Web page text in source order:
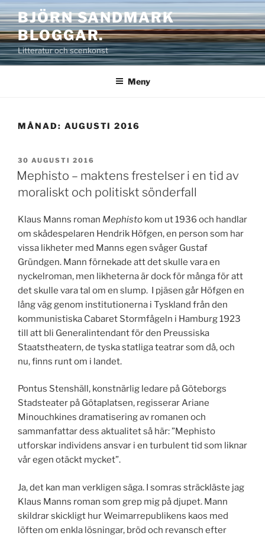
Hoppa
till
innehåll
BJÖRN SANDMARK
BLOGGAR.
Litteratur och scenkonst
Meny
MÅNAD: AUGUSTI 2016
PUBLICERAT
30 AUGUSTI 2016
Mephisto – maktens frestelser i en tid av
moraliskt och politiskt sönderfall
Klaus Manns roman Mephisto kom ut 1936 och handlar
om skådespelaren Hendrik Höfgen, en person som har
vissa likheter med Manns egen svåger Gustaf
Gründgen. Mann förnekade att det skulle vara en
nyckelroman, men likheterna är dock för många för att
det skulle vara tal om en slump. I pjäsen går Höfgen en
lång väg genom institutionerna i Tyskland från den
kommunistiska Cabaret Stormfågeln i Hamburg 1923
till att bli Generalintendant för den Preussiska
Staatstheatern, de tyska statliga teatrar som då, och
nu, finns runt om i landet.
Pontus Stenshäll, konstnärlig ledare på Göteborgs
Stadsteater på Götaplatsen, regisserar Ariane
Minouchkines dramatisering av romanen och
sammanfattar dess aktualitet så här: ”Mephisto
utforskar individens ansvar i en turbulent tid som liknar
vår egen otäckt mycket”.
Ja, det kan man verkligen säga. I somras sträckläste jag
Klaus Manns roman som grep mig på djupet. Mann
skildrar skickligt hur Weimarrepublikens kaos med
löften om enkla lösningar, bröd och revansch efter